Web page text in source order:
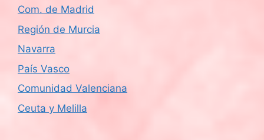
Com. de Madrid
Región de Murcia
Navarra
País Vasco
Comunidad Valenciana
Ceuta y Melilla